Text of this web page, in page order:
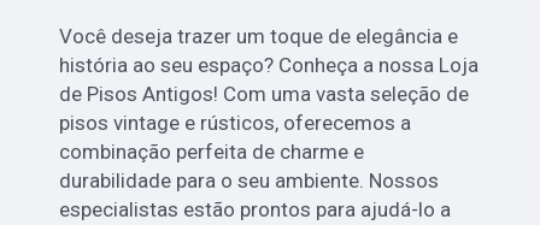
Você deseja trazer um toque de elegância e
história ao seu espaço? Conheça a nossa Loja
de Pisos Antigos! Com uma vasta seleção de
pisos vintage e rústicos, oferecemos a
combinação perfeita de charme e
durabilidade para o seu ambiente. Nossos
especialistas estão prontos para ajudá-lo a